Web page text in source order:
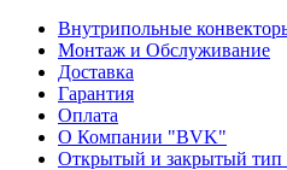
Внутрипольные
Монтаж и Обслуживание
Доставка
Гарантия
Оплата
О Компании "BVK"
Открытый и закрытый тип